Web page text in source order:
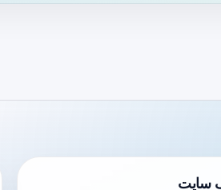
سایت